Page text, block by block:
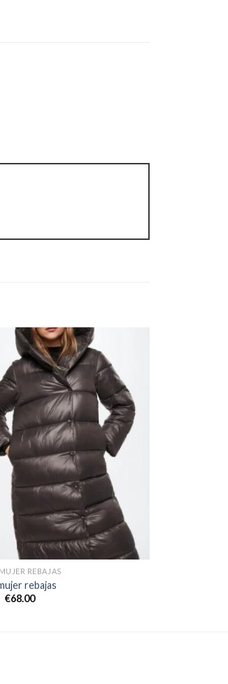
REBAJAS
rebajas
€68.00